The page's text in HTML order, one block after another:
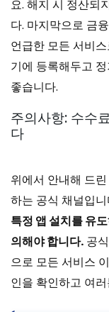
요. 해지 시 정산되
다. 마지막으로 금
언급한 모든 서비
기에 등록해두고
좋습니다.
주의사항: 수수
다
위에서 안내해 드
하는 공식 채널입니
특정 앱 설치를 유
의해야 합니다. 공
으로 모든 서비스
인을 확인하고 여